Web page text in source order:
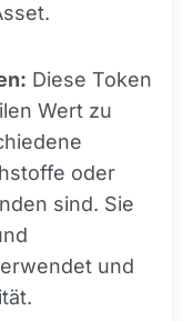
Diese Token
Wert zu
oder
sind. Sie
und